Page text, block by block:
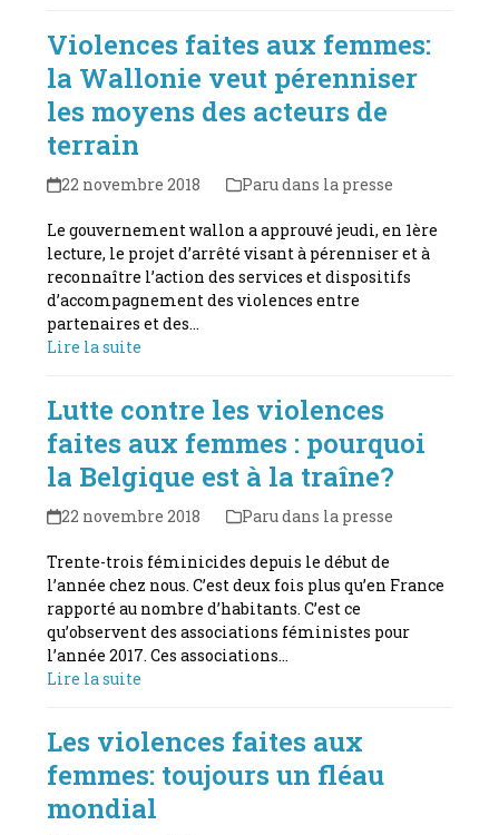
Violences faites aux femmes:
la Wallonie veut pérenniser
les moyens des acteurs de
terrain
22 novembre 2018 Paru dans la presse
Le gouvernement wallon a approuvé jeudi, en 1ère
lecture, le projet d’arrêté visant à pérenniser et à
reconnaître l’action des services et dispositifs
d’accompagnement des violences entre
partenaires et des…
Lire la suite
Lutte contre les violences
faites aux femmes : pourquoi
la Belgique est à la traîne?
22 novembre 2018 Paru dans la presse
Trente-trois féminicides depuis le début de
l’année chez nous. C’est deux fois plus qu’en France
rapporté au nombre d’habitants. C’est ce
qu’observent des associations féministes pour
l’année 2017. Ces associations…
Lire la suite
Les violences faites aux
femmes: toujours un fléau
mondial